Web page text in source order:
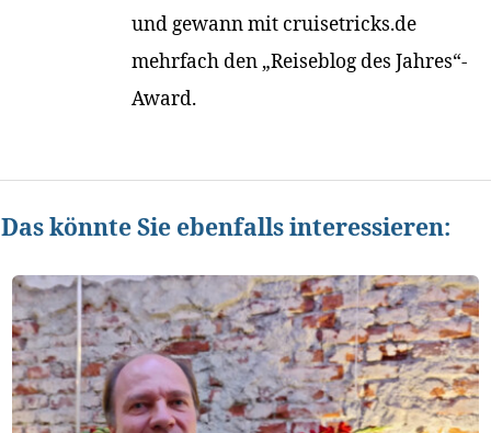
und gewann mit cruisetricks.de
mehrfach den „Reiseblog des Jahres“-
Award.
Das könnte Sie ebenfalls interessieren: